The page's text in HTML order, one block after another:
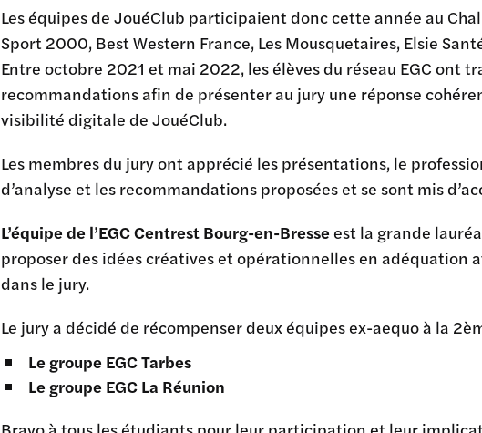
Les équipes de JouéClub participaient donc cette année au
Sport 2000, Best Western France, Les Mousquetaires, Elsie
Entre octobre 2021 et mai 2022, les élèves du réseau EGC ont
recommandations afin de présenter au jury une réponse
visibilité digitale de JouéClub.
Les membres du jury ont apprécié les présentations, le
d’analyse et les recommandations proposées et se sont mis
L’équipe de l’EGC Centrest Bourg-en-Bresseest la grande
proposer des idées créatives et opérationnelles en adéquation
dans le jury.
Le jury a décidé de récompenser deux équipes ex-aequo à la
Le groupe EGC Tarbes
Le groupe EGC La Réunion